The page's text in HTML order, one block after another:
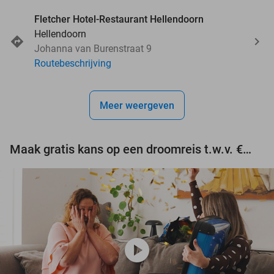
Fletcher Hotel-Restaurant Hellendoorn
Hellendoorn
Johanna van Burenstraat 9
Routebeschrijving
Meer weergeven
Maak gratis kans op een droomreis t.w.v. €3.000!
play_circle